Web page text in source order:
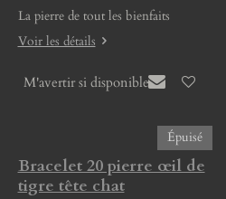
La pierre de tout les bienfaits
Voir les détails
M'avertir si disponible
Épuisé
Bracelet 20 pierre œil de
tigre tête chat